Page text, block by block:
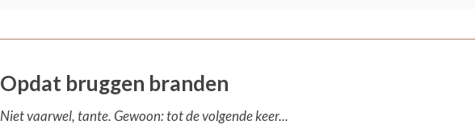
Opdat bruggen branden
Niet vaarwel, tante. Gewoon: tot de volgende keer...